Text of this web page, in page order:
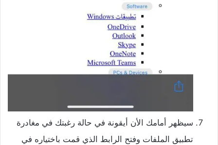
سيظهر أمامك الأن أيقونة في حالة رغبتك في مغادرة
تطبيق الملفات وفتح الرابط الذي قمت باختياره في